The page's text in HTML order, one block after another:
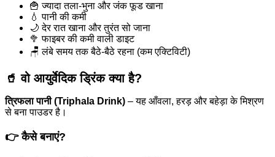
🍟 ज्यादा तला-भुना और जंक फूड खाना
💧 पानी की कमी
🌙 देर रात खाना और तुरंत सो जाना
🥦 फाइबर की कमी वाली डाइट
🪑 लंबे समय तक बैठे-बैठे रहना (कम एक्टिविटी)
🥤 वो आयुर्वेदिक ड्रिंक क्या है?
त्रिफला पानी (Triphala Drink) – यह आँवला, हरड़ और बहेड़ा के मिश्रण
से बना पाउडर है।
👉 कैसे बनाएं?